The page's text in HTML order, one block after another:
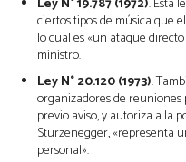
ciertos tipos de música que
lo cual es «un ataque
ministro.
Ley N° 20.120 (1973).
organizadores de
previo aviso, y autoriza a la
Sturzenegger, «representa
personal».